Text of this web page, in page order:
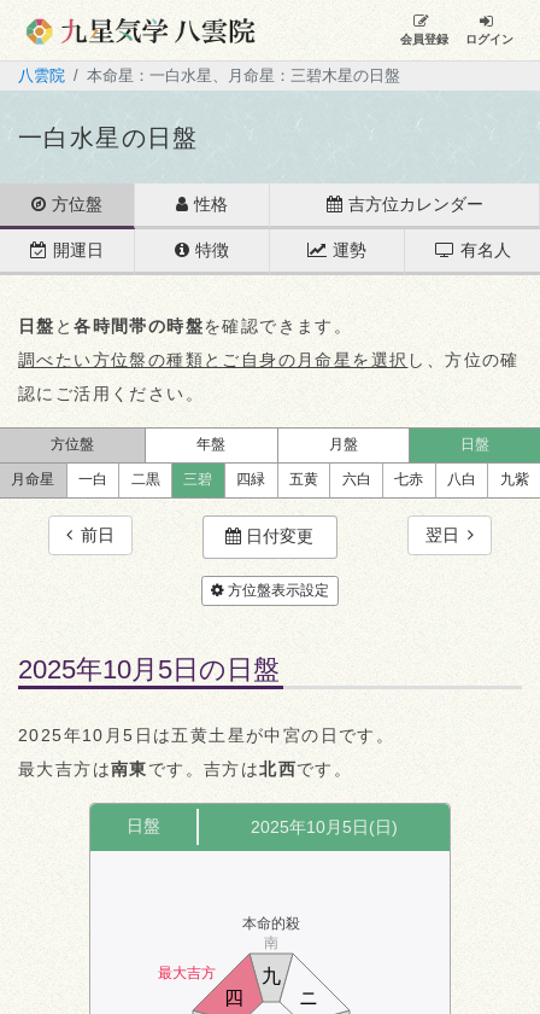
会員登録 ログイン
八雲院 本命星：一白水星、月命星：三碧木星の日盤
一白水星の日盤
方位盤 性格 吉方位カレンダー
開運日 特徴 運勢 有名人
日盤 と各時間帯の時盤を確認できます。
調べたい方位盤の種類とご自身の月命星を選択 し、方位の確
認にご活用ください。
方位盤 年盤 月盤 日盤
月命星 一白 二黒 三碧 四緑 五黄 六白 七赤 八白 九紫
前日 日付変更 翌日
方位盤表示設定
2025年10月5日の日盤
2025年10月5日は五黄土星が中宮の日です。
最大吉方は南東です。吉方は北西です。
日盤 2025年10月5日(日)
最大吉方
本命的殺
南
ニ
四
九